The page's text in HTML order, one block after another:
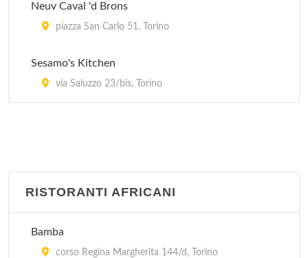
Enoteca gli imbianchini
Neuv Caval 'd Brons
piazza San Carlo 51, Torino
Sesamo's Kitchen
via Saluzzo 23/bis, Torino
RISTORANTI AFRICANI
Bamba
corso Regina Margherita 144/d, Torino